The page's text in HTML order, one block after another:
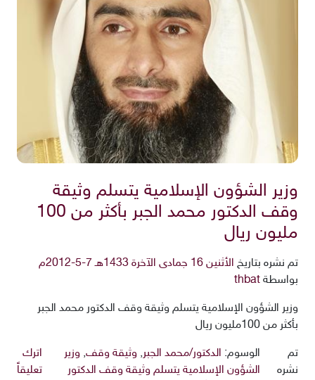
وزير الشؤون الإسلامية يتسلم وثيقة
وقف الدكتور محمد الجبر بأكثر من 100
مليون ريال
تم نشره بتاريخ الأثنين 16 جمادى الآخرة 1433هـ 7-5-2012م
بواسطة thbat
وزير الشؤون الإسلامية يتسلم وثيقة وقف الدكتور محمد الجبر
بأكثر من 100مليون ريال
تم
نشره
الوسوم: الدكتور/محمد الجبر,وثيقة وقف,وزير
الشؤون الإسلامية يتسلم وثيقة وقف الدكتور
اترك
تعليقاً